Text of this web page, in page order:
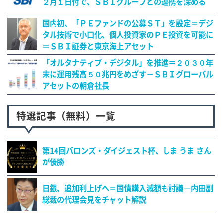
２月１日付で、ＳＢＩグループとの連携を深める
国内初、「ＰＥファンドの公募ＳＴ」を設定＝デジ
タル技術で小口化、個人投資家のＰＥ投資を可能に
＝ＳＢＩ証券と東京海上アセット
「オルタナティブ・デジタル」を推進＝２０３０年
末に運用残高５０兆円をめざす－ＳＢＩグローバル
アセットの朝倉社長
特選記事（無料）一覧
第14回バロンズ・ダイジェスト杯、しま うま さん
が優勝
日銀、追加利上げへ＝国債購入減額も討議―内田副
総裁の代理会見をチャット解説